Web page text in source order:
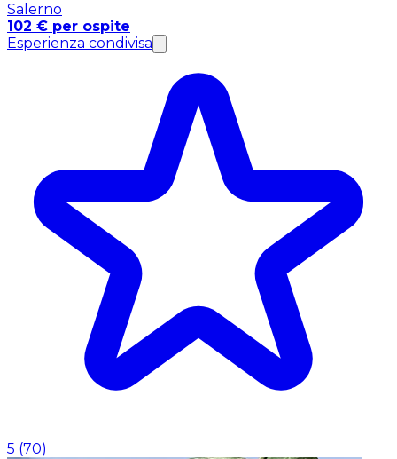
Salerno
102 € per ospite
Esperienza condivisa
5 (70)